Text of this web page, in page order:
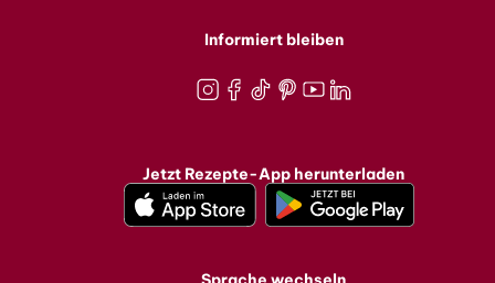
Informiert bleiben
Jetzt Rezepte-App herunterladen